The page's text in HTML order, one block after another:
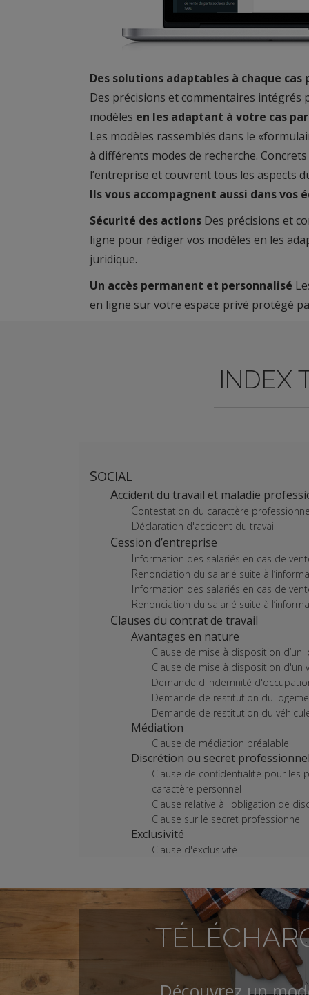
Des solutions adaptables à chaque
Des précisions et commentaires
modèles en les adaptant à votre cas
Les modèles rassemblés dans le
à différents modes de recherche.
l’entreprise et couvrent tous les aspects
Ils vous accompagnent aussi dans vos
Sécurité des actions Des précisions et
ligne pour rédiger vos modèles en les
juridique.
Un accès permanent et personnalisé
en ligne sur votre espace privé protégé
INDEX
SOCIAL
Accident du travail et maladie
Contestation du caractère
Déclaration d'accident du travail
Cession d’entreprise
Information des salariés en cas de
Renonciation du salarié suite à
Information des salariés en cas de
Renonciation du salarié suite à
Clauses du contrat de travail
Avantages en nature
Clause de mise à disposition d’un
Clause de mise à disposition
Demande d'indemnité
Demande de restitution du
Demande de restitution du
Médiation
Clause de médiation préalable
Discrétion ou secret
Clause de confidentialité pour les personnes ayant vocation à manipuler des données à
caractère personnel
Clause relative à l'obligation de
Clause sur le secret professionnel
Exclusivité
Clause d'exclusivité
Inventions
Clause d'invention
Mise à disposition d'outils
Clause de mise à disposition
Clause de mise à disposition
Clause de déplacements